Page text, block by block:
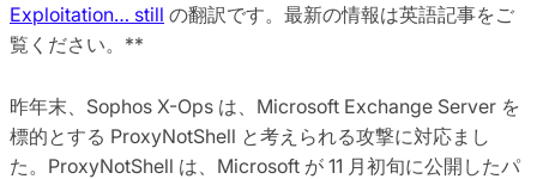
Exploitation… still の翻訳です。最新の情報は英語記事をご
覧ください。**
昨年末、Sophos X-Ops は、Microsoft Exchange Server を
標的とする ProxyNotShell と考えられる攻撃に対応まし
た。ProxyNotShell は、Microsoft が 11 月初旬に公開したパ